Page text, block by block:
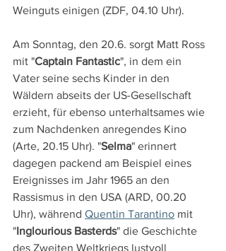
Weinguts einigen (ZDF, 04.10 Uhr).
Am Sonntag, den 20.6. sorgt Matt Ross
mit "Captain Fantastic", in dem ein
Vater seine sechs Kinder in den
Wäldern abseits der US-Gesellschaft
erzieht, für ebenso unterhaltsames wie
zum Nachdenken anregendes Kino
(Arte, 20.15 Uhr). "Selma" erinnert
dagegen packend am Beispiel eines
Ereignisses im Jahr 1965 an den
Rassismus in den USA (ARD, 00.20
Uhr), während Quentin Tarantino mit
"Inglourious Basterds" die Geschichte
des Zweiten Weltkriegs lustvoll